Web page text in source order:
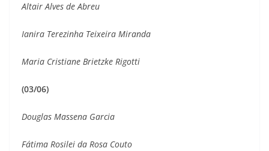
Altair Alves de Abreu
Ianira Terezinha Teixeira Miranda
Maria Cristiane Brietzke Rigotti
(03/06)
Douglas Massena Garcia
Fátima Rosilei da Rosa Couto